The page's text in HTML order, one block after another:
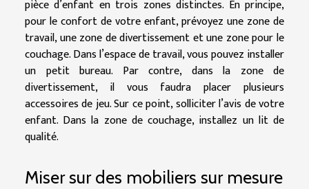
pièce d’enfant en trois zones distinctes. En principe,
pour le confort de votre enfant, prévoyez une zone de
travail, une zone de divertissement et une zone pour le
couchage. Dans l’espace de travail, vous pouvez installer
un petit bureau. Par contre, dans la zone de
divertissement, il vous faudra placer plusieurs
accessoires de jeu. Sur ce point, solliciter l’avis de votre
enfant. Dans la zone de couchage, installez un lit de
qualité.
Miser sur des mobiliers sur mesure